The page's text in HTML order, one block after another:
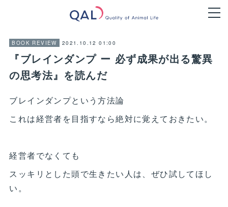
BOOK REVIEW 2021.10.12 01:00
『ブレインダンプ ー 必ず成果が出る驚異
の思考法』を読んだ
ブレインダンプという方法論
これは経営者を目指すなら絶対に覚えておきたい。
経営者でなくても
スッキリとした頭で生きたい人は、ぜひ試してほし
い。